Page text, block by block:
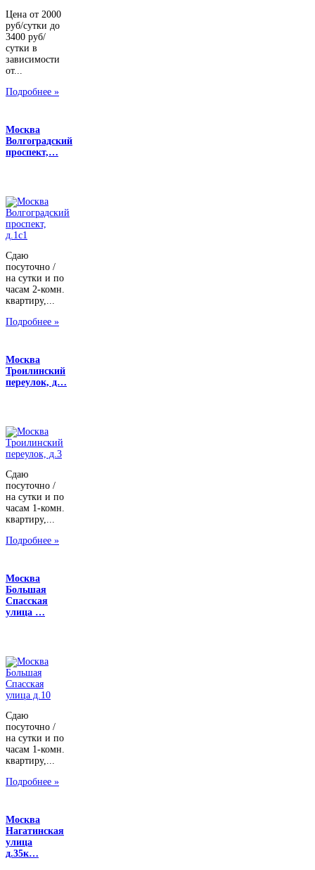
Цена от 2000
руб/сутки до
3400 руб/
сутки в
зависимости
от...
Подробнее »
Москва
Волгоградский
проспект,…
Сдаю
посуточно /
на сутки и по
часам 2-комн.
квартиру,...
Подробнее »
Москва
Троилинский
переулок, д…
Сдаю
посуточно /
на сутки и по
часам 1-комн.
квартиру,...
Подробнее »
Москва
Большая
Спасская
улица …
Сдаю
посуточно /
на сутки и по
часам 1-комн.
квартиру,...
Подробнее »
Москва
Нагатинская
улица
д.35к…